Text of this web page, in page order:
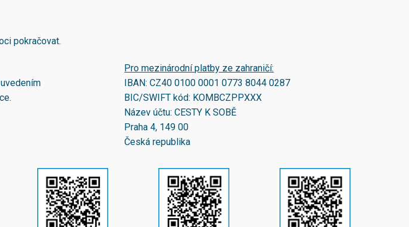
pokračovat.
Pro mezinárodní platby ze zahraničí:
IBAN:CZ40 0100 0001 0773 8044 0287
BIC/SWIFT kód: KOMBCZPPXXX
Název účtu: CESTY K SOBĚ
Praha 4, 149 00
Česká republika